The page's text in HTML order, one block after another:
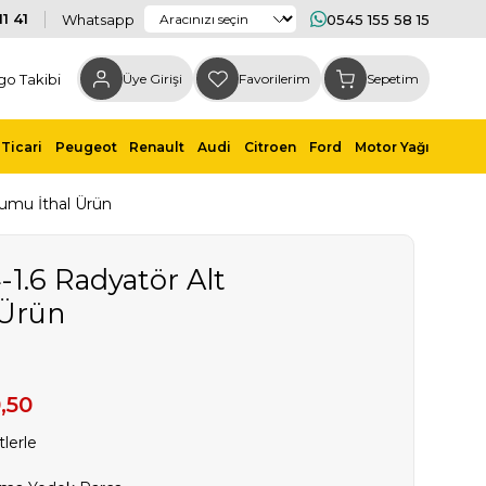
41 Whatsapp 0545 155 58 15
Takibi Üye Girişi Favorilerim Sepetim
Peugeot Renault Audi Citroen Ford Motor Yağı
İthal Ürün
1.6 Radyatör Alt